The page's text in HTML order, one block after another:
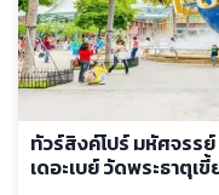
ทัวร์สิงค์โปร์ มหัศจรร
เดอะเบย์ วัดพระธาตุเ